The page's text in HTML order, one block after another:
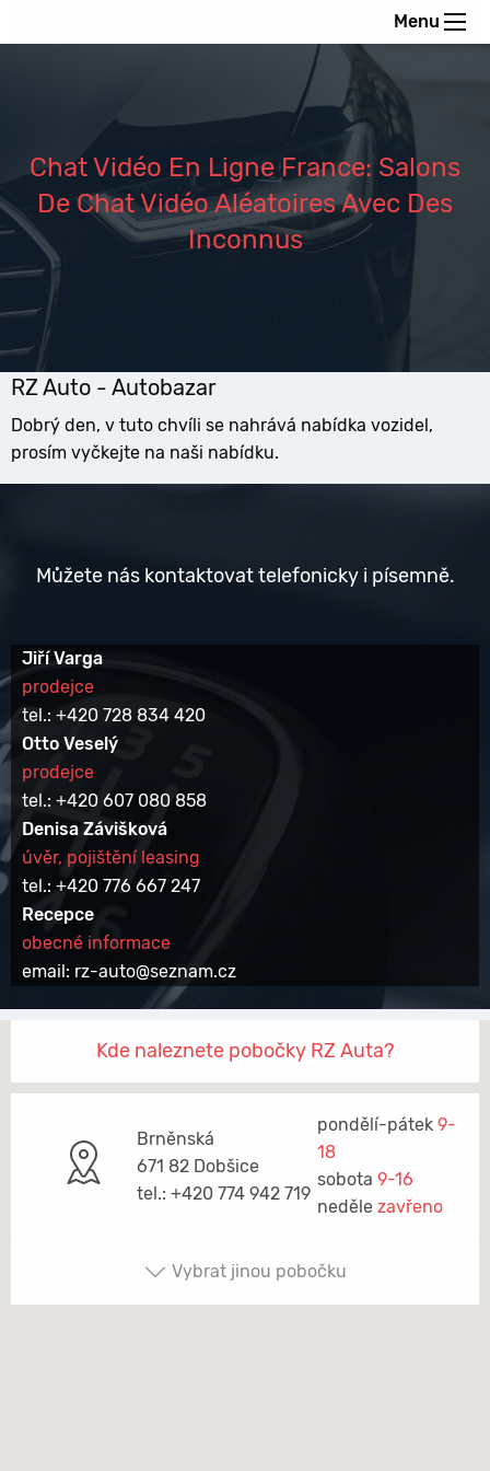
Menu
Chat Vidéo En Ligne France: Salons
De Chat Vidéo Aléatoires Avec Des
Inconnus
RZ Auto - Autobazar
Dobrý den, v tuto chvíli se nahrává nabídka vozidel,
prosím vyčkejte na naši nabídku.
Můžete nás kontaktovat telefonicky i písemně.
Jiří Varga
prodejce
tel.: +420 728 834 420
Otto Veselý
prodejce
tel.: +420 607 080 858
Denisa Závišková
úvěr, pojištění leasing
tel.: +420 776 667 247
Recepce
obecné informace
email: rz-auto@seznam.cz
Kde naleznete pobočky RZ Auta?
Brněnská
671 82 Dobšice
tel.: +420 774 942 719
pondělí-pátek 9-
18
sobota 9-16
neděle zavřeno
Vybrat jinou pobočku